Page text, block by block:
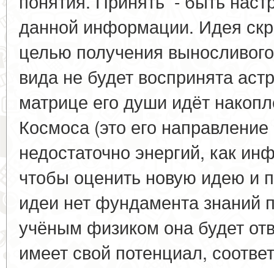
данной информации. Идея
целью получения
вида не будет воспринята
матрице его души идёт
Космоса (это его
недостаточно энергий, как
чтобы оценить новую идею и
идеи нет фундамента знаний
учёным физиком она будет
имеет свой потенциал,